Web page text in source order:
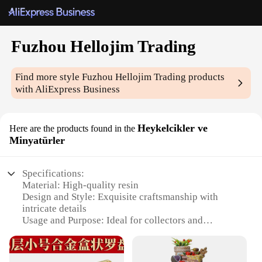
Fuzhou Hellojim Trading
Find more styleFuzhou Hellojim Trading products
with AliExpress Business
Here are the products found in the Heykelcikler ve
Minyatürler
Specifications:
Material: High-quality resin
Design and Style: Exquisite craftsmanship with
intricate details
Usage and Purpose: Ideal for collectors and
Type and Category: Miniature figurines and models
Performance and Property: Durable and long-lasting